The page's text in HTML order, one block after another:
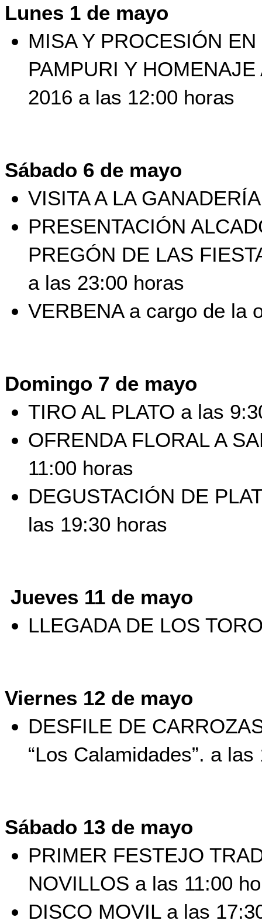
Lunes 1 de mayo
MISA Y PROCESIÓN
PAMPURI Y
2016 a las 12:00 horas
Sábado 6 de mayo
VISITA A LA
PRESENTACIÓN
PREGÓN DE LAS
a las 23:00 horas
VERBENA a cargo de la
Domingo 7 de mayo
TIRO AL PLATO a las
OFRENDA FLORAL A
11:00 horas
DEGUSTACIÓN DE
las 19:30 horas
Jueves 11 de mayo
LLEGADA DE LOS
Viernes 12 de mayo
DESFILE DE
“Los Calamidades”. a
Sábado 13 de mayo
PRIMER FESTEJO
NOVILLOS a las 11:00
DISCO MOVIL a las